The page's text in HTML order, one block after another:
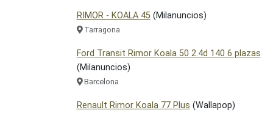
RIMOR - KOALA 45(Milanuncios)
Tarragona
Ford Transit Rimor Koala 50 2.4d 140 6 plazas
(Milanuncios)
Barcelona
Renault Rimor Koala 77 Plus (Wallapop)